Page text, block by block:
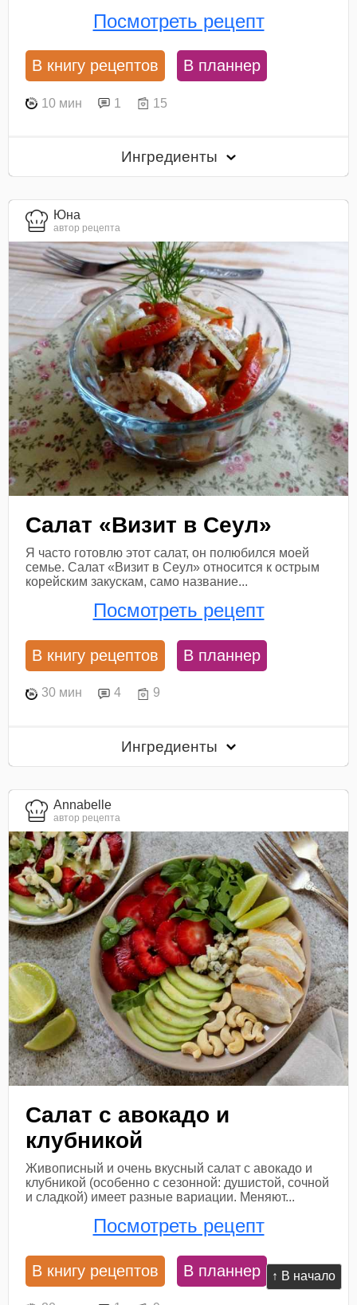
↑ В начало
Посмотреть рецепт
В книгу рецептов В планнер
10 мин 1 15
Ингредиенты
Юна
автор рецепта
Салат «Визит в Сеул»
Я часто готовлю этот салат, он полюбился моей
семье. Салат «Визит в Сеул» относится к острым
корейским закускам, само название...
Посмотреть рецепт
В книгу рецептов В планнер
30 мин 4 9
Ингредиенты
Annabelle
автор рецепта
Салат с авокадо и
клубникой
Живописный и очень вкусный салат с авокадо и
клубникой (особенно с сезонной: душистой, сочной
и сладкой) имеет разные вариации. Меняют...
Посмотреть рецепт
В книгу рецептов В планнер